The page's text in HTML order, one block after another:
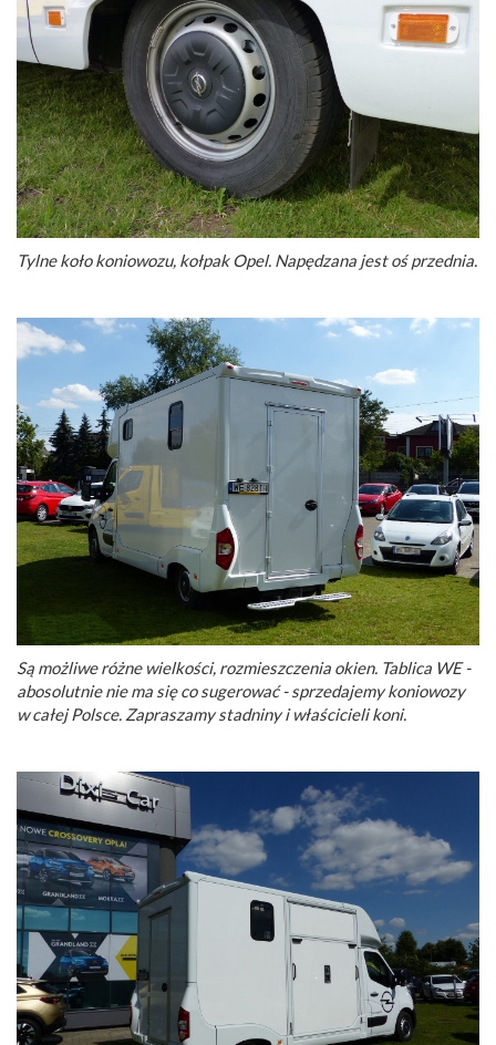
Tylne koło koniowozu, kołpak Opel. Napędzana jest oś przednia.
Są możliwe różne wielkości, rozmieszczenia okien. Tablica WE -
abosolutnie nie ma się co sugerować - sprzedajemy koniowozy
w całej Polsce. Zapraszamy stadniny i właścicieli koni.